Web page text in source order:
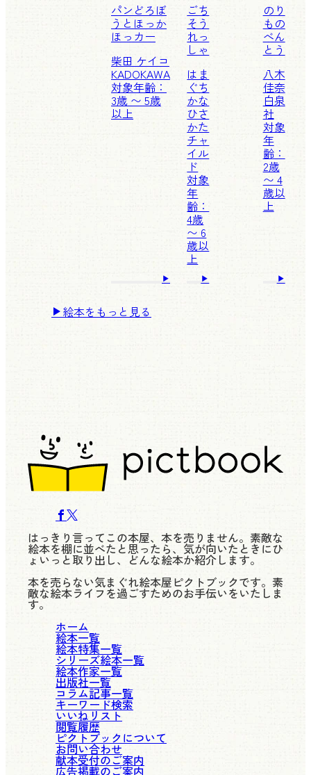
パンどろぼ
うとほっか
ほっカー
柴田 ケイコ
KADOKAWA
対象年齢：
3歳 〜 5歳
以上
ごち
そう
れっ
しゃ
はま
ぐち
かな
ひさ
かた
チャ
イル
ド
対象
年
齢：
4歳
〜 6
歳以
上
のり
もの
べん
とう
八木
佳奈
白泉
社
対象
年
齢：
2歳
〜 4
歳以
上
絵本をもっと見る
はっきり言ってこの本屋、本を売りません。素敵な
絵本を棚に並べたと思ったら、気が向いたときにひ
ょいっと取り出し、どんな絵本か紹介します。
本を売らない気まぐれ絵本屋ピクトブックです。素
敵な絵本ライフを過ごすためのお手伝いをいたしま
す。
ホーム
絵本一覧
絵本特集一覧
シリーズ絵本一覧
絵本作家一覧
出版社一覧
コラム記事一覧
キーワード検索
いいねリスト
閲覧履歴
ピクトブックについて
お問い合わせ
献本受付のご案内
広告掲載のご案内